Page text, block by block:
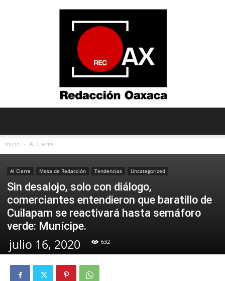
Oaxaca
Inicio Al Cierre
Al Cierre Mesa de Redacción Tendencias Uncategorized
Sin desalojo, solo con diálogo,
comerciantes entendieron que baratillo de
Cuilapam se reactivará hasta semáforo
verde: Munícipe.
julio 16, 2020 632